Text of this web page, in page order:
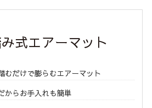
式エアーマット
むだけで膨らむエアーマット
からお手入れも簡単